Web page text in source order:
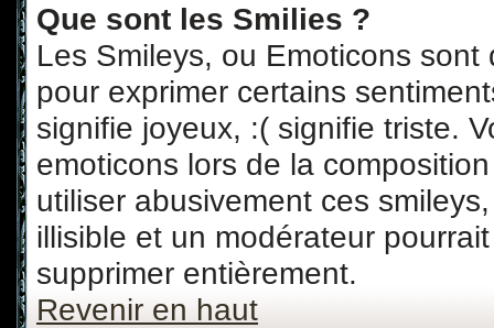
Que sont les Smilies ?
Les Smileys, ou Emoticons
pour exprimer certains
signifie joyeux, :( signifie triste.
emoticons lors de la
utiliser abusivement ces
illisible et un modérateur
supprimer entièrement.
Revenir en haut